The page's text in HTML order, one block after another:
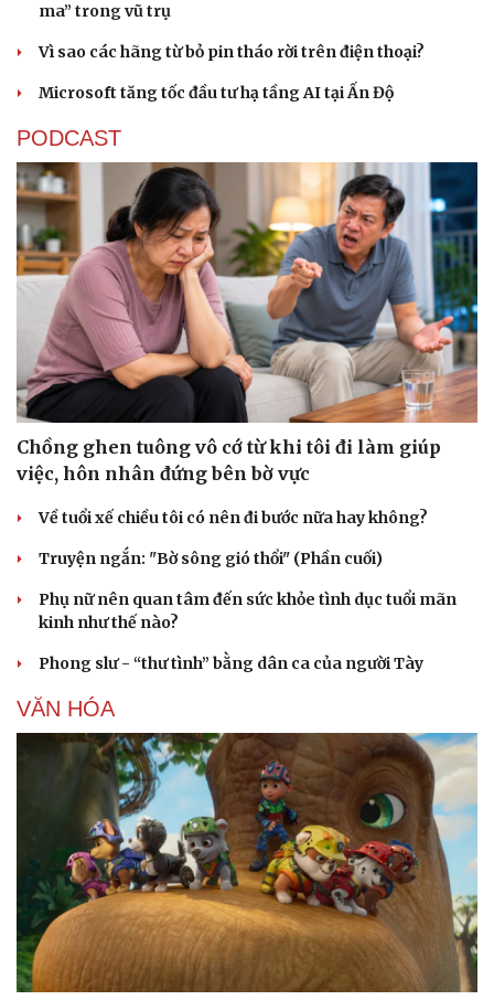
Sản phụ khoa
Nam khoa
Làm đẹp - giảm cân
Ăn sạch sống khỏe
ma” trong vũ trụ
Vì sao các hãng từ bỏ pin tháo rời trên điện thoại?
Microsoft tăng tốc đầu tư hạ tầng AI tại Ấn Độ
PODCAST
Chồng ghen tuông vô cớ từ khi tôi đi làm giúp
việc, hôn nhân đứng bên bờ vực
Về tuổi xế chiều tôi có nên đi bước nữa hay không?
Truyện ngắn: "Bờ sông gió thổi" (Phần cuối)
Phụ nữ nên quan tâm đến sức khỏe tình dục tuổi mãn
kinh như thế nào?
Phong slư - “thư tình” bằng dân ca của người Tày
VĂN HÓA